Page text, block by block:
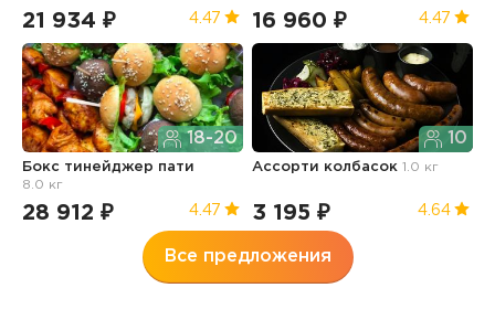
21 934 ₽ 4.47 16 960 ₽ 4.47
18-20
Бокс тинейджер пати
8.0 кг
28 912 ₽ 4.47
10
Ассорти колбасок1.0 кг
3 195 ₽ 4.64
Все предложения